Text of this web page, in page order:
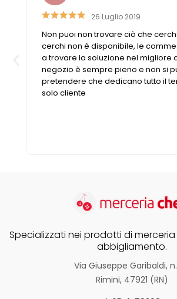
Set di Bottoni Vintage (77)
Vintage (165)
26 Luglio 2019
Non puoi non trovare ciò che
cerchi non è disponibile, le
a trovare la soluzione nel migliore
negozio è sempre pieno e non si
pretendere che dedicano tutto il
solo cliente
Specializzati nei prodotti di
abbigliamento.
Via Giuseppe Garibaldi,
Rimini, 47921 (RN)